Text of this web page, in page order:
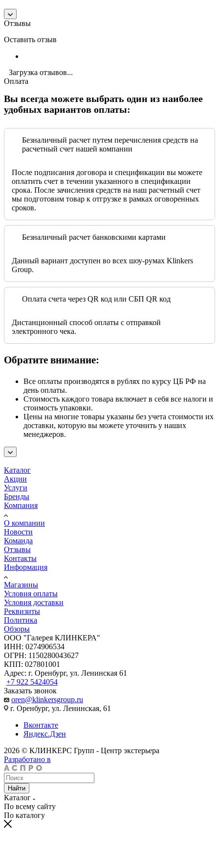
Отзывы
Оставить отзыв
Загрузка отзывов...
Оплата
Вы всегда можете выбрать один из наиболее
удобных вариантов оплаты:
Безналичный расчет путем перечисления средств на
расчетный счет нашей компании
После подписания договора и спецификации вы можете
оплатить счет в течении указанного в спецификации
срока. После зачисления средств на наш расчетный счет
мы подготовим товар к отгрузке в рамках оговоренных
сроков.
Безналичный расчет банковскими картами
Данный вариант доступен во всех шоу-румах Klinkers
Group.
Оплата счета через QR код или СБП QR код
Дистанционный способ оплаты с отправкой
электронного чека.
Обратите внимание:
Все оплаты производятся в рублях по курсу ЦБ РФ на
день оплаты.
Стоимость каждого товара включает в себя все налоги и
стоимость упаковки.
Цены на многие товары указаны без учета стоимости их
доставки, которую вы можете уточнить у наших
менеджеров.
Каталог
Акции
Услуги
Бренды
Компания
О компании
Новости
Команда
Отзывы
Контакты
Информация
Магазины
Условия оплаты
Условия доставки
Реквизиты
Политика
Обзоры
ООО "Галерея КЛИНКЕРА"
ИНН: 0274906534
ОГРН: 1150280043627
КПП: 027801001
Адрес: г. Оренбург, ул. Ленинская 61
+7 922 5424054
Заказать звонок
oren@klinkersgroup.ru
г. Оренбург, ул. Ленинская, 61
Вконтакте
Яндекс.Дзен
2026 © КЛИНКЕРС Групп - Центр экстерьера
Разработано в
Найти
Каталог
По всему сайту
По каталогу